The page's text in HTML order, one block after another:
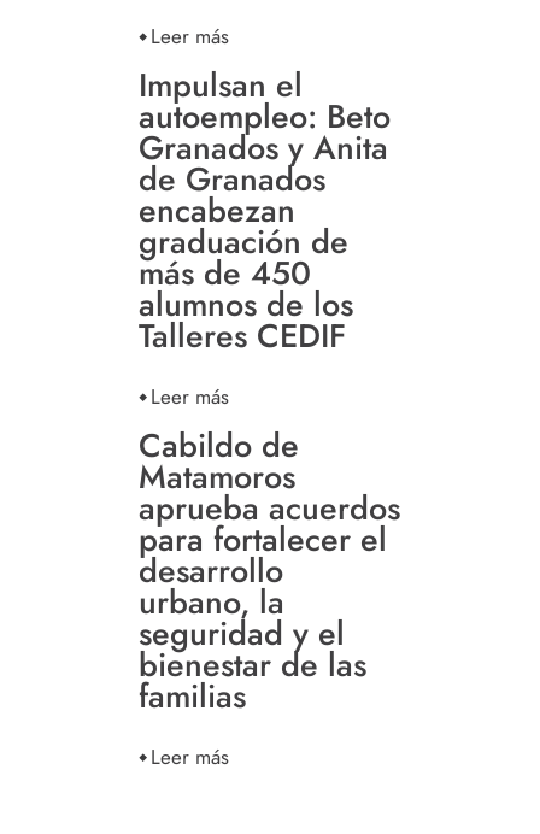
Leer más
Impulsan el
autoempleo: Beto
Granados y Anita
de Granados
encabezan
graduación de
más de 450
alumnos de los
Talleres CEDIF
Leer más
Cabildo de
Matamoros
aprueba acuerdos
para fortalecer el
desarrollo
urbano, la
seguridad y el
bienestar de las
familias
Leer más